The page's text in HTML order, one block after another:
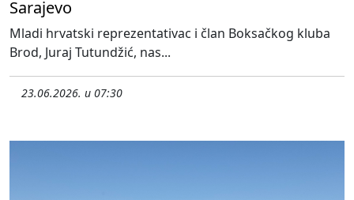
Sarajevo
Mladi hrvatski reprezentativac i član Boksačkog kluba
Brod, Juraj Tutundžić, nas...
23.06.2026. u 07:30